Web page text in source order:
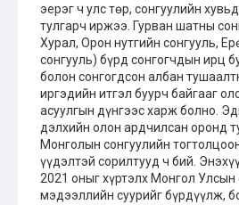
эерэг ч улс төр, сонгуулийн
тулгарч иржээ. Гурван шатны
Хурал, Орон нутгийн сонгууль,
сонгууль) бүрд сонгогчдын ирц
болон сонгогдсон албан
иргэдийн итгэл буурч байгааг
асуулгын дүнгээс харж болно.
дэлхийн олон ардчилсан оронд
Монголын сонгуулийн
үүдэлтэй сорилтууд ч бий.
2021 оныг хүртэлх Монгол Улсын
мэдээллийн суурийг бүрдүүлж,